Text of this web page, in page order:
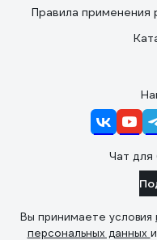
Правила применения
Чат для
Вы принимаете условия
персональных данных и